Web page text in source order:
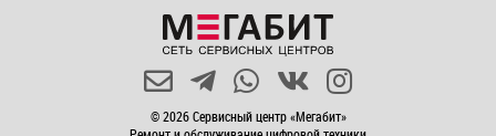
© 2026 Сервисный центр «Мегабит»